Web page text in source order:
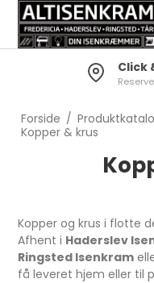
Click
Forside /
Kopper & krus
Kopper og krus i flotte
Afhent i Haderslev
Ringsted Isenkram
få leveret hjem eller til